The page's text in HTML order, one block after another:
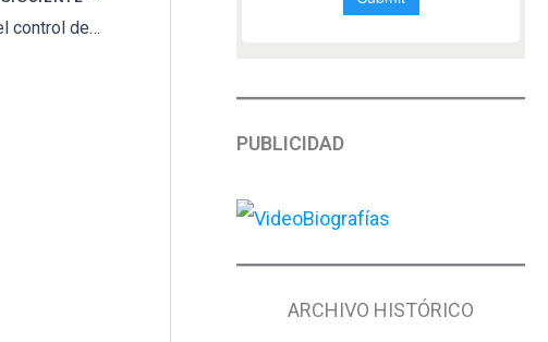
Soria toma medidas para recuperar el control de su cementerio del Espino
PUBLICIDAD
ARCHIVO HISTÓRICO